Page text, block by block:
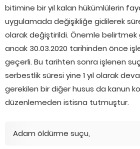
bitimine bir yıl kalan hükümlülerin
uygulamada değişikliğe gidilerek
olarak değiştirildi. Önemle belirtmek
ancak 30.03.2020 tarihinden önce
geçerli. Bu tarihten sonra işlenen
serbestlik süresi yine 1 yıl olarak
gerekilen bir diğer husus da kanun
düzenlemeden istisna tutmuştur.
Adam öldürme suçu,